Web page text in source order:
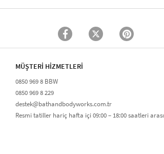
MÜŞTERİ HİZMETLERİ​
0850 969 8 BBW​
0850 969 8 229​​
destek@bathandbodyworks.com.tr
Resmi tatiller hariç hafta içi 09:00 – 18:00 saatleri arası​